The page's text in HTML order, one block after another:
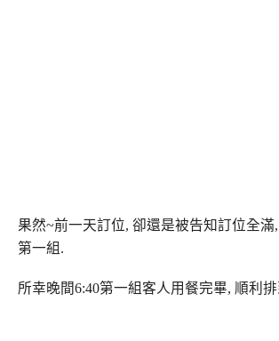
果然~前一天訂位, 卻還是被告知訂位全滿
第一組.
所幸晚間6:40第一組客人用餐完畢, 順利